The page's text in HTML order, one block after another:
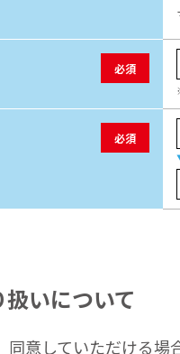
必須
必須
いについて
意していただける場